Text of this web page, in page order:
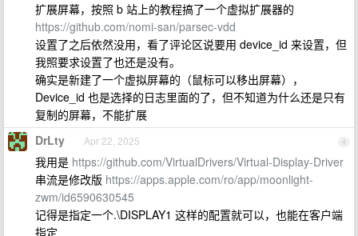
扩展屏幕，按照 b 站上的教程搞了一个虚拟扩展器的
https://github.com/nomi-san/parsec-vdd
设置了之后依然没用，看了评论区说要用 device_id 来设置，但
我照要求设置了也还是没有。
确实是新建了一个虚拟屏幕的（鼠标可以移出屏幕），
Device_id 也是选择的日志里面的了，但不知道为什么还是只有
复制的屏幕，不能扩展
4
DrLty Apr 22, 2025
我用是 https://github.com/VirtualDrivers/Virtual-Display-Driver
串流是修改版 https://apps.apple.com/ro/app/moonlight-
zwm/id6590630545
记得是指定一个.\DISPLAY1 这样的配置就可以，也能在客户端
指定